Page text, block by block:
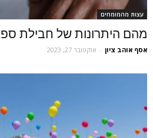
עצות מהמומחים
מהם היתרונות של חבילת
אסף אוהב ציון - אוקטובר 27, 2023